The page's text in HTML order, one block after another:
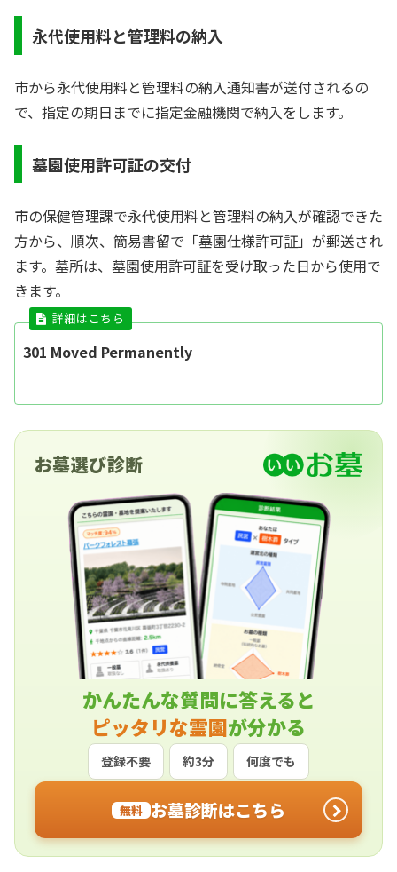
永代使用料と管理料の納入
市から永代使用料と管理料の納入通知書が送付されるの
で、指定の期日までに指定金融機関で納入をします。
墓園使用許可証の交付
市の保健管理課で永代使用料と管理料の納入が確認できた
方から、順次、簡易書留で「墓園仕様許可証」が郵送され
ます。墓所は、墓園使用許可証を受け取った日から使用で
きます。
301 Moved Permanently
お墓選び診断
かんたんな質問に答えると
ピッタリな霊園が分かる
登録不要 約3分 何度でも
無料 お墓診断はこちら